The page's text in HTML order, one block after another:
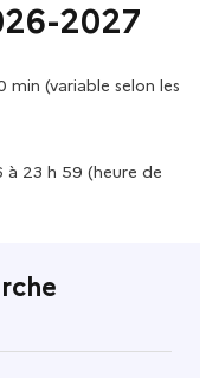
2027
min (variable selon les
23 h 59 (heure de